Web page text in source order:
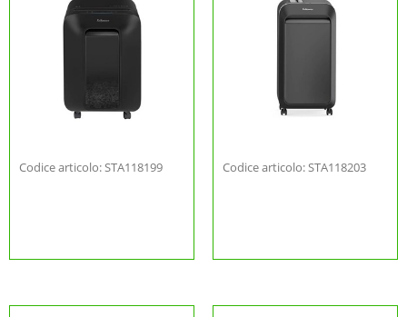
Codice articolo: STA118199 Codice articolo: STA118203